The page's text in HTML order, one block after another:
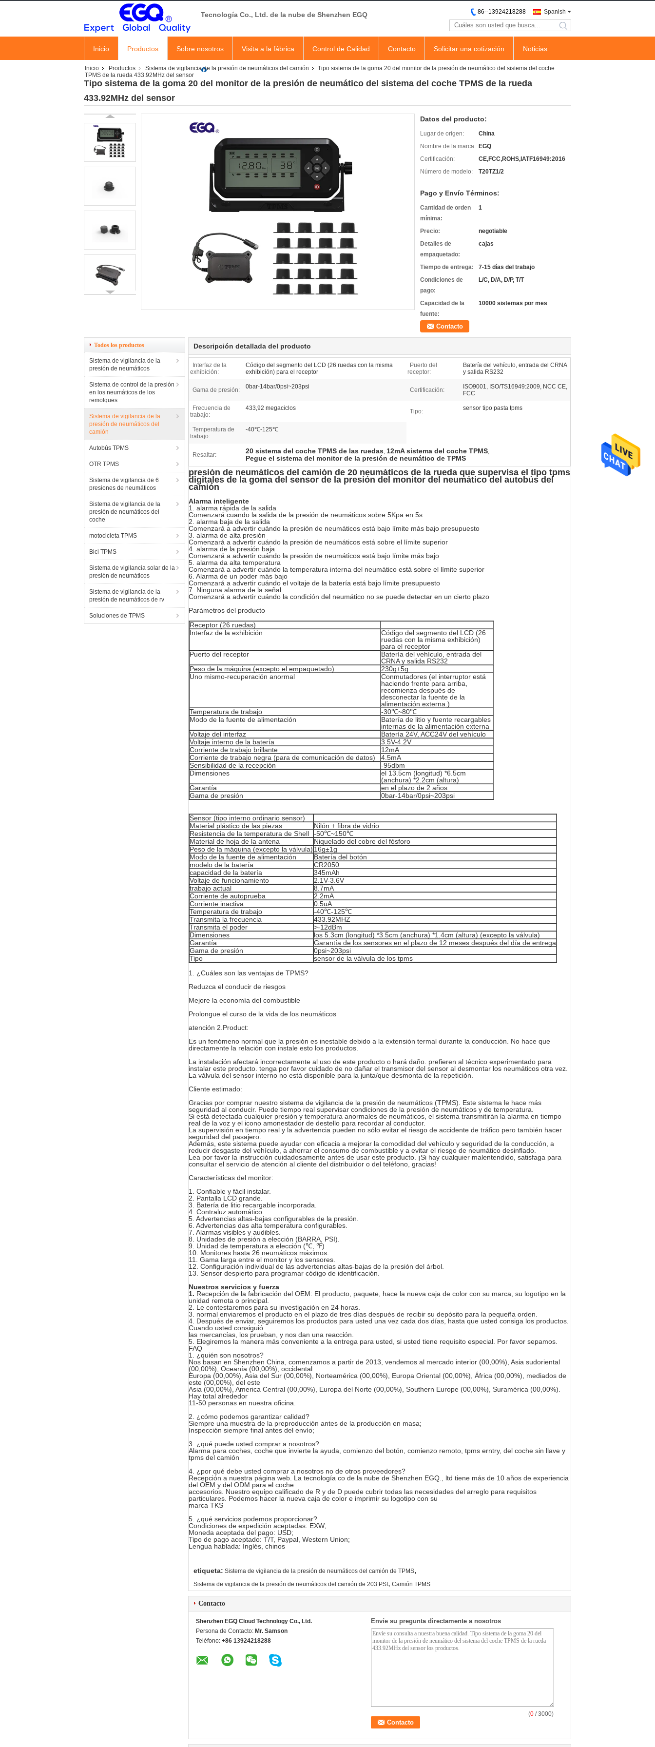
Tecnología Co., Ltd. de la nube de Shenzhen EGQ Spanish
86--13924218288
search
Inicio Productos Sobre nosotros Visita a la fábrica Control de Calidad Contacto Solicitar una cotización Noticias
Inicio Productos Sistema de vigilancia de la presión de neumáticos del camión
Tipo sistema de la goma 20 del monitor de la presión de neumático del sistema del coche
TPMS de la rueda 433.92MHz del sensor
Tipo sistema de la goma 20 del monitor de la presión de neumático del sistema del coche TPMS de la rueda
433.92MHz del sensor
Datos del producto:
Lugar de origen:
China
Nombre de la marca: EGQ
Certificación:
CE,FCC,ROHS,IATF16949:2016
Número de modelo:
T20TZ1/2
Pago y Envío Términos:
Cantidad de orden
mínima:
1
Precio:
negotiable
Detalles de
empaquetado:
cajas
Tiempo de entrega:
7-15 días del trabajo
Condiciones de
pago:
L/C, D/A, D/P, T/T
Capacidad de la
fuente:
10000 sistemas por mes
Contacto
Todos los productos
Sistema de vigilancia de la
presión de neumáticos
Sistema de control de la presión
en los neumáticos de los
remolques
Sistema de vigilancia de la
presión de neumáticos del
camión
Autobús TPMS
OTR TPMS
Sistema de vigilancia de 6
presiones de neumáticos
Sistema de vigilancia de la
presión de neumáticos del
coche
motocicleta TPMS
Bici TPMS
Sistema de vigilancia solar de la
presión de neumáticos
Sistema de vigilancia de la
presión de neumáticos de rv
Soluciones de TPMS
Descripción detallada del producto
Interfaz de la
exhibición:
Código del segmento del LCD (26 ruedas con la misma
exhibición) para el receptor
Puerto del
receptor:
Batería del vehículo, entrada del CRNA
y salida RS232
Gama de presión: 0bar-14bar/0psi~203psi Certificación:
ISO9001, ISO/TS16949:2009, NCC CE,
FCC
Frecuencia de
trabajo:
433,92 megaciclos Tipo: sensor tipo pasta tpms
Temperatura de
trabajo:
-40℃-125℃
Resaltar: 20 sistema del coche TPMS de las ruedas, 12mA sistema del coche TPMS,
Pegue el sistema del monitor de la presión de neumático de TPMS
presión de neumáticos del camión de 20 neumáticos de la rueda que supervisa el tipo tpms
digitales de la goma del sensor de la presión del monitor del neumático del autobús del
camión
Alarma inteligente
1. alarma rápida de la salida
Comenzará cuando la salida de la presión de neumáticos sobre 5Kpa en 5s
2. alarma baja de la salida
Comenzará a advertir cuándo la presión de neumáticos está bajo límite más bajo presupuesto
3. alarma de alta presión
Comenzará a advertir cuándo la presión de neumáticos está sobre el límite superior
4. alarma de la presión baja
Comenzará a advertir cuándo la presión de neumáticos está bajo límite más bajo
5. alarma da alta temperatura
Comenzará a advertir cuándo la temperatura interna del neumático está sobre el límite superior
6. Alarma de un poder más bajo
Comenzará a advertir cuándo el voltaje de la batería está bajo límite presupuesto
7. Ninguna alarma de la señal
Comenzará a advertir cuándo la condición del neumático no se puede detectar en un cierto plazo
Parámetros del producto
Receptor (26 ruedas)
Interfaz de la exhibición
Código del segmento del LCD (26
ruedas con la misma exhibición)
para el receptor
Puerto del receptor
Batería del vehículo, entrada del
CRNA y salida RS232
Peso de la máquina (excepto el empaquetado)
230g±5g
Uno mismo-recuperación anormal
Conmutadores (el interruptor está
haciendo frente para arriba,
recomienza después de
desconectar la fuente de la
alimentación externa.)
Temperatura de trabajo
-30℃~80℃
Modo de la fuente de alimentación
Batería de litio y fuente recargables
internas de la alimentación externa
Voltaje del interfaz
Batería 24V, ACC24V del vehículo
Voltaje interno de la batería
3.5V-4.2V
Corriente de trabajo brillante
12mA
Corriente de trabajo negra (para de comunicación de datos)
4.5mA
Sensibilidad de la recepción
-95dbm
Dimensiones
el 13.5cm (longitud) *6.5cm
(anchura) *2.2cm (altura)
Garantía
en el plazo de 2 años
Gama de presión
0bar-14bar/0psi~203psi
Sensor (tipo interno ordinario sensor)
Material plástico de las piezas
Nilón + fibra de vidrio
Resistencia de la temperatura de Shell
-50℃~150℃
Material de hoja de la antena
Niquelado del cobre del fósforo
Peso de la máquina (excepto la válvula) 16g±1g
Modo de la fuente de alimentación
Batería del botón
modelo de la batería
CR2050
capacidad de la batería
345mAh
Voltaje de funcionamiento
2.1V-3.6V
trabajo actual
8.7mA
Corriente de autoprueba
2.2mA
Corriente inactiva
0.5uA
Temperatura de trabajo
-40℃-125℃
Transmita la frecuencia
433.92MHZ
Transmita el poder
>-12dBm
Dimensiones
los 5.3cm (longitud) *3.5cm (anchura) *1.4cm (altura) (excepto la válvula)
Garantía
Garantía de los sensores en el plazo de 12 meses después del día de entrega
Gama de presión
0psi~203psi
Tipo
sensor de la válvula de los tpms
1. ¿Cuáles son las ventajas de TPMS?
Reduzca el conducir de riesgos
Mejore la economía del combustible
Prolongue el curso de la vida de los neumáticos
atención 2.Product:
Es un fenómeno normal que la presión es inestable debido a la extensión termal durante la conducción. No hace que
directamente la relación con instale esto los productos.
La instalación afectará incorrectamente al uso de este producto o hará daño. prefieren al técnico experimentado para
instalar este producto. tenga por favor cuidado de no dañar el transmisor del sensor al desmontar los neumáticos otra vez.
La válvula del sensor interno no está disponible para la junta/que desmonta de la repetición.
Cliente estimado:
Gracias por comprar nuestro sistema de vigilancia de la presión de neumáticos (TPMS). Este sistema le hace más
seguridad al conducir. Puede tiempo real supervisar condiciones de la presión de neumáticos y de temperatura.
Si está detectada cualquier presión y temperatura anormales de neumáticos, el sistema transmitirán la alarma en tiempo
real de la voz y el icono amonestador de destello para recordar al conductor.
La supervisión en tiempo real y la advertencia pueden no sólo evitar el riesgo de accidente de tráfico pero también hacer
seguridad del pasajero.
Además, este sistema puede ayudar con eficacia a mejorar la comodidad del vehículo y seguridad de la conducción, a
reducir desgaste del vehículo, a ahorrar el consumo de combustible y a evitar el riesgo de neumático desinflado.
Lea por favor la instrucción cuidadosamente antes de usar este producto. ¡Si hay cualquier malentendido, satisfaga para
consultar el servicio de atención al cliente del distribuidor o del teléfono, gracias!
Características del monitor:
1. Confiable y fácil instalar.
2. Pantalla LCD grande.
3. Batería de litio recargable incorporada.
4. Contraluz automático.
5. Advertencias altas-bajas configurables de la presión.
6. Advertencias das alta temperatura configurables.
7. Alarmas visibles y audibles.
8. Unidades de presión a elección (BARRA, PSI).
9. Unidad de temperatura a elección (℃, ℉)
10. Monitores hasta 26 neumáticos máximos.
11. Gama larga entre el monitor y los sensores.
12. Configuración individual de las advertencias altas-bajas de la presión del árbol.
13. Sensor despierto para programar código de identificación.
Nuestros servicios y fuerza
1. Recepción de la fabricación del OEM: El producto, paquete, hace la nueva caja de color con su marca, su logotipo en la
unidad remota o principal.
2. Le contestaremos para su investigación en 24 horas.
3. normal enviaremos el producto en el plazo de tres días después de recibir su depósito para la pequeña orden.
4. Después de enviar, seguiremos los productos para usted una vez cada dos días, hasta que usted consiga los productos.
Cuando usted consiguió
las mercancías, los prueban, y nos dan una reacción.
5. Elegiremos la manera más conveniente a la entrega para usted, si usted tiene requisito especial. Por favor sepamos.
FAQ
1. ¿quién son nosotros?
Nos basan en Shenzhen China, comenzamos a partir de 2013, vendemos al mercado interior (00,00%), Asia sudoriental
(00,00%), Oceanía (00,00%), occidental
Europa (00,00%), Asia del Sur (00,00%), Norteamérica (00,00%), Europa Oriental (00,00%), África (00,00%), mediados de
este (00,00%), del este
Asia (00,00%), America Central (00,00%), Europa del Norte (00,00%), Southern Europe (00,00%), Suramérica (00,00%).
Hay total alrededor
11-50 personas en nuestra oficina.
2. ¿cómo podemos garantizar calidad?
Siempre una muestra de la preproducción antes de la producción en masa;
Inspección siempre final antes del envío;
3. ¿qué puede usted comprar a nosotros?
Alarma para coches, coche que invierte la ayuda, comienzo del botón, comienzo remoto, tpms erntry, del coche sin llave y
tpms del camión
4. ¿por qué debe usted comprar a nosotros no de otros proveedores?
Recepción a nuestra página web. La tecnología co de la nube de Shenzhen EGQ., ltd tiene más de 10 años de experiencia
del OEM y del ODM para el coche
accesorios. Nuestro equipo calificado de R y de D puede cubrir todas las necesidades del arreglo para requisitos
particulares. Podemos hacer la nueva caja de color e imprimir su logotipo con su
marca TKS
5. ¿qué servicios podemos proporcionar?
Condiciones de expedición aceptadas: EXW;
Moneda aceptada del pago: USD;
Tipo de pago aceptado: T/T, Paypal, Western Union;
Lengua hablada: Inglés, chinos
etiqueta: Sistema de vigilancia de la presión de neumáticos del camión de TPMS,
Sistema de vigilancia de la presión de neumáticos del camión de 203 PSI , Camión TPMS
Contacto
Shenzhen EGQ Cloud Technology Co., Ltd.
Persona de Contacto: Mr. Samson
Teléfono: +86 13924218288
Envíe su pregunta directamente a nosotros
(0 / 3000)